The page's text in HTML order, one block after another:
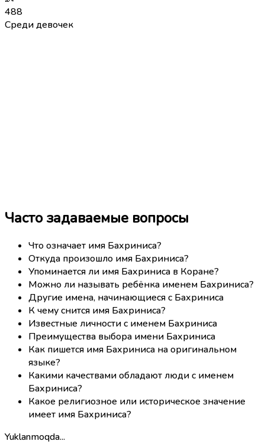
488
Среди девочек
Часто задаваемые вопросы
Что означает имя Бахриниса?
Откуда произошло имя Бахриниса?
Упоминается ли имя Бахриниса в Коране?
Можно ли называть ребёнка именем Бахриниса?
Другие имена, начинающиеся с Бахриниса
К чему снится имя Бахриниса?
Известные личности с именем Бахриниса
Преимущества выбора имени Бахриниса
Как пишется имя Бахриниса на оригинальном
языке?
Какими качествами обладают люди с именем
Бахриниса?
Какое религиозное или историческое значение
имеет имя Бахриниса?
Yuklanmoqda...